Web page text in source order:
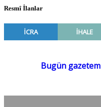
Resmî İlanlar